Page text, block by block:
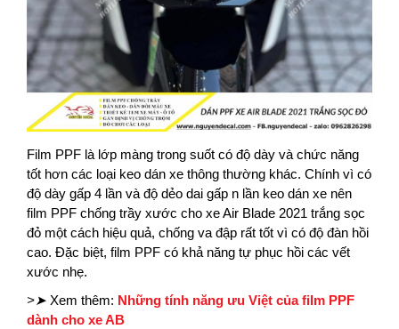
Film PPF là lớp màng trong suốt có độ dày và chức năng
tốt hơn các loại keo dán xe thông thường khác. Chính vì có
độ dày gấp 4 lần và độ dẻo dai gấp n lần keo dán xe nên
film PPF chống trầy xước cho xe Air Blade 2021 trắng sọc
đỏ một cách hiệu quả, chống va đập rất tốt vì có độ đàn hồi
cao. Đặc biệt, film PPF có khả năng tự phục hồi các vết
xước nhẹ.
>➤ Xem thêm: Những tính năng ưu Việt của film PPF
dành cho xe AB